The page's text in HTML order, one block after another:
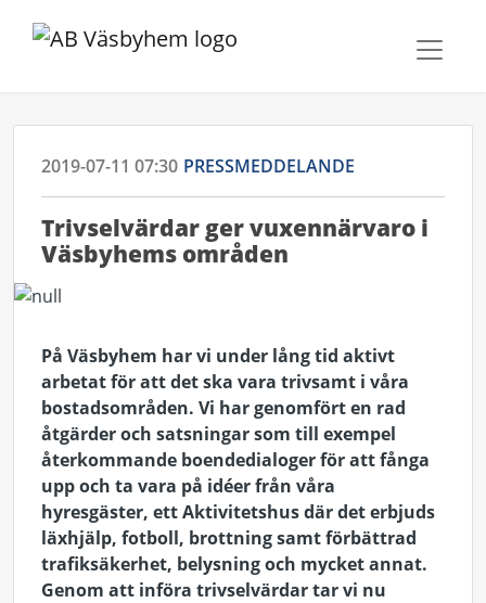
2019-07-11 07:30 PRESSMEDDELANDE
Trivselvärdar ger vuxennärvaro i
Väsbyhems områden
På Väsbyhem har vi under lång tid aktivt
arbetat för att det ska vara trivsamt i våra
bostadsområden. Vi har genomfört en rad
åtgärder och satsningar som till exempel
återkommande boendedialoger för att fånga
upp och ta vara på idéer från våra
hyresgäster, ett Aktivitetshus där det erbjuds
läxhjälp, fotboll, brottning samt förbättrad
trafiksäkerhet, belysning och mycket annat.
Genom att införa trivselvärdar tar vi nu